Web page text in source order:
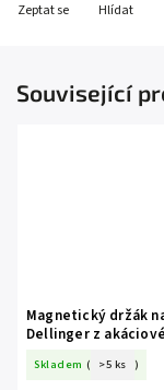
Zeptat se Hlídat
Související
Magnetický držák
Dellinger z
Skladem ( >5 ks )